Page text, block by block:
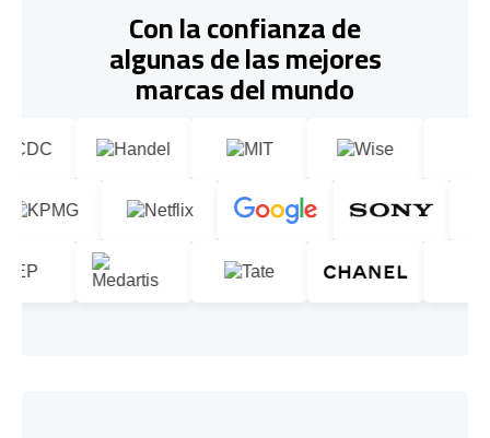
Con la confianza de
algunas de las mejores
marcas del mundo